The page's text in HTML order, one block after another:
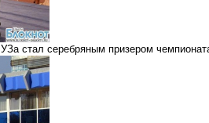
стал серебряным призером